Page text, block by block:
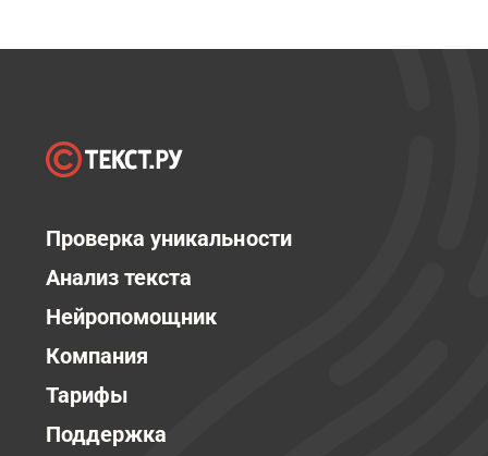
Проверка уникальности
Анализ текста
Нейропомощник
Компания
Тарифы
Поддержка